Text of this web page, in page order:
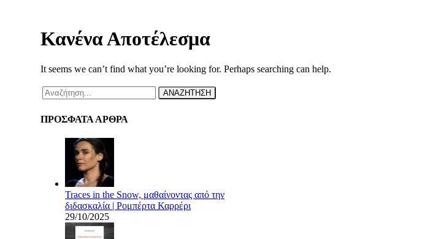
Κανένα Αποτέλεσμα
It seems we can’t find what you’re looking for. Perhaps searching can help.
ΑΝΑΖΗΤΗΣΗ
ΠΡΟΣΦΑΤΑ ΑΡΘΡΑ
Traces in the Snow, μαθαίνοντας από την
διδασκαλία | Ρομπέρτα Καρρέρι
29/10/2025